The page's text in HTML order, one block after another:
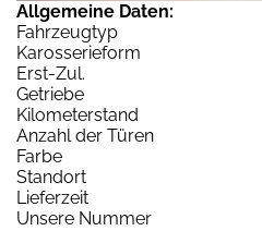
Allgemeine Daten:
Fahrzeugtyp
Karosserieform
Erst-Zul.
Getriebe
Kilometerstand
Anzahl der Türen
Farbe
Standort
Lieferzeit
Unsere Nummer